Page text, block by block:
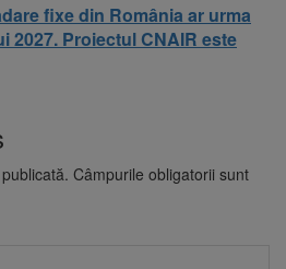
fixe din România ar urma
2027. Proiectul CNAIR este
Câmpurile obligatorii sunt